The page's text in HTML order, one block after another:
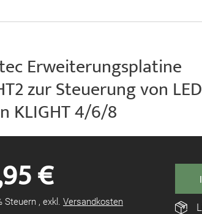
Erweiterungsplatine
zur Steuerung von LED
KLIGHT 4/6/8
€
Steuern , exkl. Versandkosten